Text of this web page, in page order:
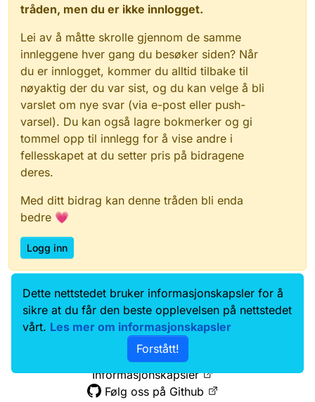
tråden, men du er ikke innlogget.
Lei av å måtte skrolle gjennom de samme
innleggene hver gang du besøker siden? Når
du er innlogget, kommer du alltid tilbake til
nøyaktig der du var sist, og du kan velge å bli
varslet om nye svar (via e-post eller push-
varsel). Du kan også lagre bokmerker og gi
tommel opp til innlegg for å vise andre i
fellesskapet at du setter pris på bidragene
deres.
Med ditt bidrag kan denne tråden bli enda
bedre 💗
Logg inn
Data.norge.no
Kontakt oss
Samtykke og brukervilkår
Tilgjengelighetserklæring
Personvernerklæring
Informasjonskapsler
Følg oss på Github
Dette nettstedet bruker informasjonskapsler for å
sikre at du får den beste opplevelsen på nettstedet
vårt. Les mer om informasjonskapsler
Forstått!